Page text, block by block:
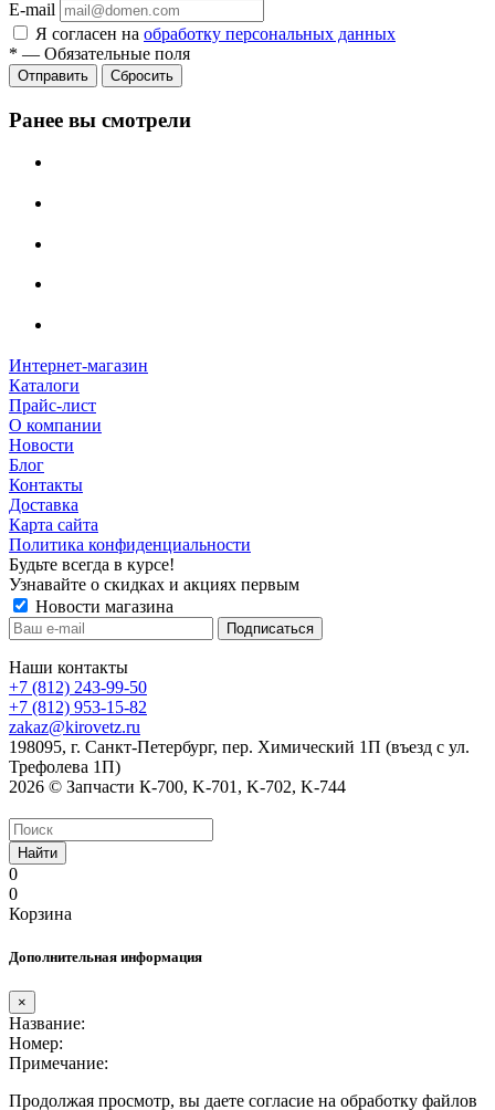
E-mail
Я согласен на обработку персональных данных
* — Обязательные поля
Сбросить
Ранее вы смотрели
Интернет-магазин
Каталоги
Прайс-лист
О компании
Новости
Блог
Контакты
Доставка
Карта сайта
Политика конфиденциальности
Будьте всегда в курсе!
Узнавайте о скидках и акциях первым
Новости магазина
Наши контакты
+7 (812) 243-99-50
+7 (812) 953-15-82
zakaz@kirovetz.ru
198095, г. Санкт-Петербург, пер. Химический 1П (въезд с ул.
Трефолева 1П)
2026 © Запчасти К-700, K-701, K-702, K-744
Найти
0
0
Корзина
Дополнительная информация
×
Название:
Номер:
Примечание:
Продолжая просмотр, вы даете согласие на обработку файлов